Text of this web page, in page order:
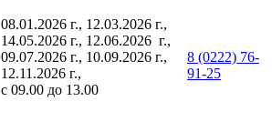
08.01.2026 г., 12.03.2026 г.,
14.05.2026 г., 12.06.2026 г.,
09.07.2026 г., 10.09.2026 г.,
12.11.2026 г.,
с 09.00 до 13.00
8 (0222) 76-
91-25